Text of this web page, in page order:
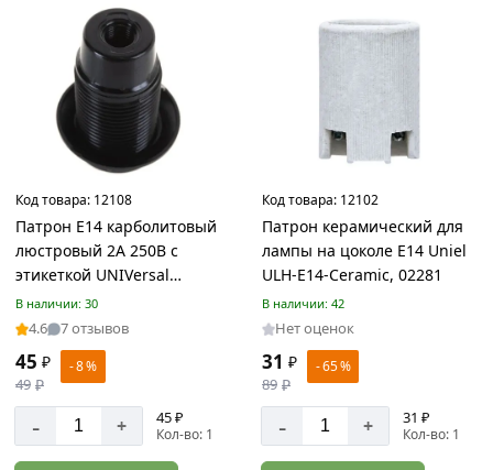
акции:
Полоса
стальная
Товаров
10
Труба
профильная
Товаров
акции:
50
Квадрат
металлический
Товаров
Код товара: 12108
Патрон Е14 карболитовый
люстровый 2А 250В c
этикеткой UNIVersal
5565181
В наличии: 30
4.6 7 отзывов
45 ₽
49 ₽
- 8 %
- + 45 ₽
Кол-во: 1
Код товара: 12102
Патрон керамический для
лампы на цоколе E14 Uniel
ULH-E14-Ceramic, 02281
В наличии: 42
Нет оценок
31 ₽
89 ₽
- 65 %
- + 31 ₽
Кол-во: 1